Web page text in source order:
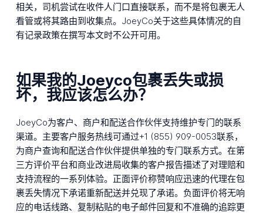
相关，司机尝试在收件人门口直接联系，而不是将包裹无人
看管或将其路由到收集点。JoeyCo关于这些具体情况的自
有记录政策在撰写本文时不公开可用。
如果我的Joeyco包裹丢失或损
坏，我应该怎么办？
JoeyCo为客户、商户和配送合作伙伴支持维护专门的联系
渠道。主要客户服务热线可通过+1 (855) 909-0053联系，
为商户查询和配送合作伙伴提供单独的专门联系方式。在第
三方评价平台和商业改进局收集的客户报告描述了对理赔和
支持流程的一系列体验。正面评价称赞响应迅速的代理在包
裹丢失情况下承诺重新配送并兑现了承诺。负面评价将无响
应的电话线路、复制粘贴的电子邮件回复和不准确的追踪更